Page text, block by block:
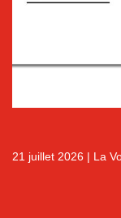
21 juillet 2026 | La